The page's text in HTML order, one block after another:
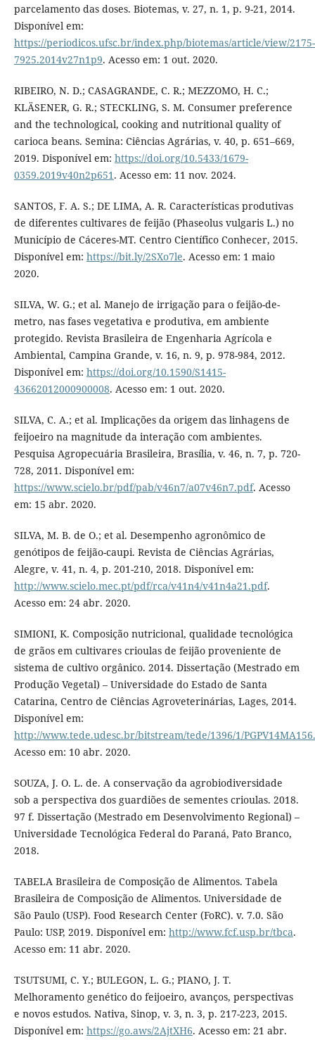
parcelamento das doses. Biotemas, v. 27, n. 1, p. 9-21, 2014.
Disponível em:
https://periodicos.ufsc.br/index.php/biotemas/article/view/2175-
7925.2014v27n1p9. Acesso em: 1 out. 2020.
RIBEIRO, N. D.; CASAGRANDE, C. R.; MEZZOMO, H. C.;
KLÄSENER, G. R.; STECKLING, S. M. Consumer preference
and the technological, cooking and nutritional quality of
carioca beans. Semina: Ciências Agrárias, v. 40, p. 651–669,
2019. Disponível em: https://doi.org/10.5433/1679-
0359.2019v40n2p651. Acesso em: 11 nov. 2024.
SANTOS, F. A. S.; DE LIMA, A. R. Características produtivas
de diferentes cultivares de feijão (Phaseolus vulgaris L.) no
Município de Cáceres-MT. Centro Científico Conhecer, 2015.
Disponível em: https://bit.ly/2SXo7le. Acesso em: 1 maio
2020.
SILVA, W. G.; et al. Manejo de irrigação para o feijão-de-
metro, nas fases vegetativa e produtiva, em ambiente
protegido. Revista Brasileira de Engenharia Agrícola e
Ambiental, Campina Grande, v. 16, n. 9, p. 978-984, 2012.
Disponível em: https://doi.org/10.1590/S1415-
43662012000900008. Acesso em: 1 out. 2020.
SILVA, C. A.; et al. Implicações da origem das linhagens de
feijoeiro na magnitude da interação com ambientes.
Pesquisa Agropecuária Brasileira, Brasília, v. 46, n. 7, p. 720-
728, 2011. Disponível em:
https://www.scielo.br/pdf/pab/v46n7/a07v46n7.pdf. Acesso
em: 15 abr. 2020.
SILVA, M. B. de O.; et al. Desempenho agronômico de
genótipos de feijão-caupi. Revista de Ciências Agrárias,
Alegre, v. 41, n. 4, p. 201-210, 2018. Disponível em:
http://www.scielo.mec.pt/pdf/rca/v41n4/v41n4a21.pdf.
Acesso em: 24 abr. 2020.
SIMIONI, K. Composição nutricional, qualidade tecnológica
de grãos em cultivares crioulas de feijão proveniente de
sistema de cultivo orgânico. 2014. Dissertação (Mestrado em
Produção Vegetal) – Universidade do Estado de Santa
Catarina, Centro de Ciências Agroveterinárias, Lages, 2014.
Disponível em:
http://www.tede.udesc.br/bitstream/tede/1396/1/
Acesso em: 10 abr. 2020.
SOUZA, J. O. L. de. A conservação da agrobiodiversidade
sob a perspectiva dos guardiões de sementes crioulas. 2018.
97 f. Dissertação (Mestrado em Desenvolvimento Regional) –
Universidade Tecnológica Federal do Paraná, Pato Branco,
2018.
TABELA Brasileira de Composição de Alimentos. Tabela
Brasileira de Composição de Alimentos. Universidade de
São Paulo (USP). Food Research Center (FoRC). v. 7.0. São
Paulo: USP, 2019. Disponível em: http://www.fcf.usp.br/tbca.
Acesso em: 11 abr. 2020.
TSUTSUMI, C. Y.; BULEGON, L. G.; PIANO, J. T.
Melhoramento genético do feijoeiro, avanços, perspectivas
e novos estudos. Nativa, Sinop, v. 3, n. 3, p. 217-223, 2015.
Disponível em: https://go.aws/2AjtXH6. Acesso em: 21 abr.